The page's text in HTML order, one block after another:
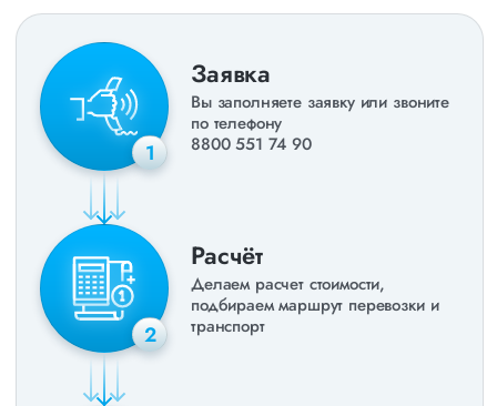
1
Заявка
Вы заполняете заявку или звоните
по телефону
8800 551 74 90
2
Расчёт
Делаем расчет стоимости,
подбираем маршрут перевозки и
транспорт